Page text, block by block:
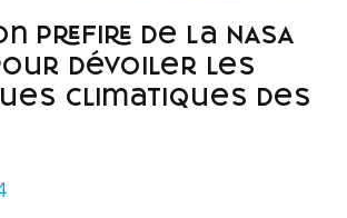
PREFIRE de la NASA
dévoiler les
climatiques des